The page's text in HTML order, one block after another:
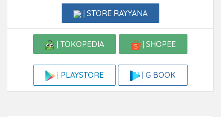
| STORE RAYYANA
| TOKOPEDIA | SHOPEE
| PLAYSTORE | G BOOK